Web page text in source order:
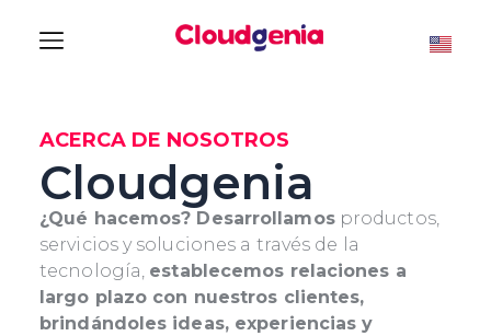
ACERCA DE NOSOTROS
Cloudgenia
¿Qué hacemos? Desarrollamosproductos,
servicios y soluciones a través de la
tecnología, establecemos relaciones a
largo plazo con nuestros clientes,
brindándoles ideas, experiencias y